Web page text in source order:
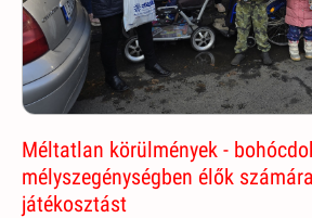
Méltatlan körülmények -
mélyszegénységben élők
játékosztást